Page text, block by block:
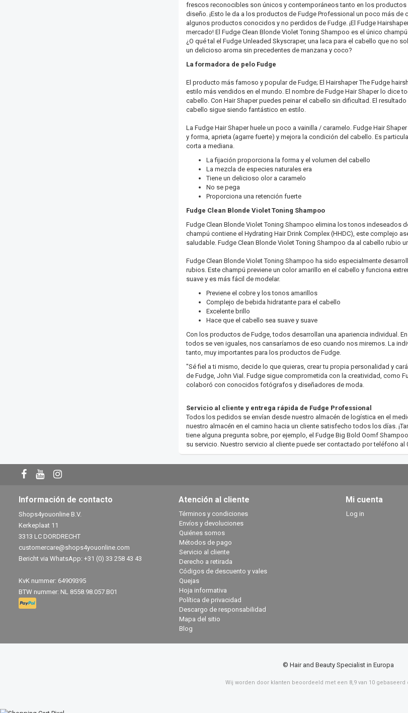
frescos reconocibles son únicos y contemporáneos tanto en los
diseño. ¡Esto le da a los productos de Fudge Professional un poco más de
algunos productos conocidos y no perdidos de Fudge. ¡El Fudge
mercado! El Fudge Clean Blonde Violet Toning Shampoo es el único
¿O qué tal el Fudge Unleaded Skyscraper, una laca para el cabello que no
un delicioso aroma sin precedentes de manzana y coco?
La formadora de pelo Fudge
El producto más famoso y popular de Fudge; El Hairshaper The Fudge
estilo más vendidos en el mundo. El nombre de Fudge Hair Shaper lo dice
cabello. Con Hair Shaper puedes peinar el cabello sin dificultad. El
cabello sigue siendo fantástico en estilo.
La Fudge Hair Shaper huele un poco a vainilla / caramelo. Fudge Hair
y forma, aprieta (agarre fuerte) y mejora la condición del cabello. Es
corta a mediana.
La fijación proporciona la forma y el volumen del cabello
La mezcla de especies naturales era
Tiene un delicioso olor a caramelo
No se pega
Proporciona una retención fuerte
Fudge Clean Blonde Violet Toning Shampoo
Fudge Clean Blonde Violet Toning Shampoo elimina los tonos indeseados
champú contiene el Hydrating Hair Drink Complex (HHDC), este complejo
saludable. Fudge Clean Blonde Violet Toning Shampoo da al cabello rubio
Fudge Clean Blonde Violet Toning Shampoo ha sido especialmente
rubios. Este champú previene un color amarillo en el cabello y funciona
suave y es más fácil de modelar.
Previene el cobre y los tonos amarillos
Complejo de bebida hidratante para el cabello
Excelente brillo
Hace que el cabello sea suave y suave
Con los productos de Fudge, todos desarrollan una apariencia individual.
todos se ven iguales, nos cansaríamos de eso cuando nos miremos. La
tanto, muy importantes para los productos de Fudge.
"Sé fiel a ti mismo, decide lo que quieras, crear tu propia personalidad y
de Fudge, John Vial. Fudge sigue comprometida con la creatividad, como
colaboró ​​con conocidos fotógrafos y diseñadores de moda.
Servicio al cliente y entrega rápida de Fudge Professional
Todos los pedidos se envían desde nuestro almacén de logística en el
nuestro almacén en el camino hacia un cliente satisfecho todos los días.
tiene alguna pregunta sobre, por ejemplo, el Fudge Big Bold Oomf
su servicio. Nuestro servicio al cliente puede ser contactado por teléfono al
Información de contacto
Shops4youonline B.V.
Kerkeplaat 11
3313 LC DORDRECHT
customercare@shops4youonline.com
Bericht via WhatsApp: +31 (0) 33 258 43 43
KvK nummer: 64909395
BTW nummer: NL 8558.98.057.B01
Atención al cliente
Términos y condiciones
Envíos y devoluciones
Quiénes somos
Métodos de pago
Servicio al cliente
Derecho a retirada
Códigos de descuento y vales
Quejas
Hoja informativa
Política de privacidad
Descargo de responsabilidad
Mapa del sitio
Blog
Mi cuenta
Log in
© Hair and Beauty Specialist in Europa
Wij worden door klanten beoordeeld met een 8,9 van 10 gebaseerd